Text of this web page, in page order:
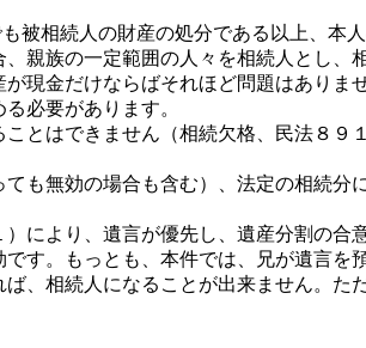
相続人の財産の処分である以上、本
親族の一定範囲の人々を相続人とし、
現金だけならばそれほど問題はあり
必要があります。
とはできません（相続欠格、民法８
無効の場合も含む）、法定の相続分
により、遺言が優先し、遺産分割の合
す。もっとも、本件では、兄が遺言
、相続人になることが出来ません。